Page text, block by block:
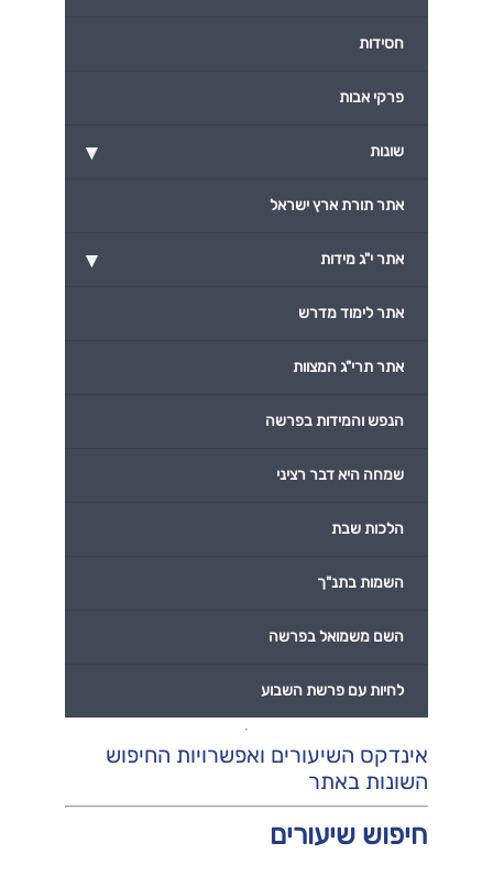
אינדקס השיעורים ואפשרויות החיפוש
השונות באתר
חיפוש שיעורים
חסידות
פרקי אבות
▾ שונות
אתר תורת ארץ ישראל
▾ אתר י"ג מידות
אתר לימוד מדרש
אתר תרי"ג המצוות
הנפש והמידות בפרשה
שמחה היא דבר רציני
הלכות שבת
השמות בתנ"ך
השם משמואל בפרשה
לחיות עם פרשת השבוע